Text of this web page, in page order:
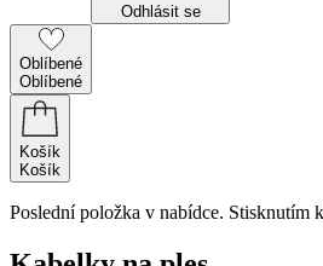
Odhlásit se
Oblíbené
Oblíbené
Košík
Košík
Poslední položka v nabídce. Stisknutím